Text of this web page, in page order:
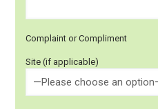
Complaint or Compliment
Site (if applicable)